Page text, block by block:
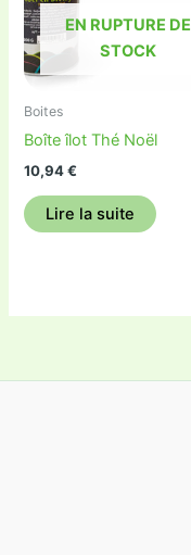
EN RUPTURE DE
STOCK
Boites
Boîte îlot Thé Noël
10,94€
Lire la suite